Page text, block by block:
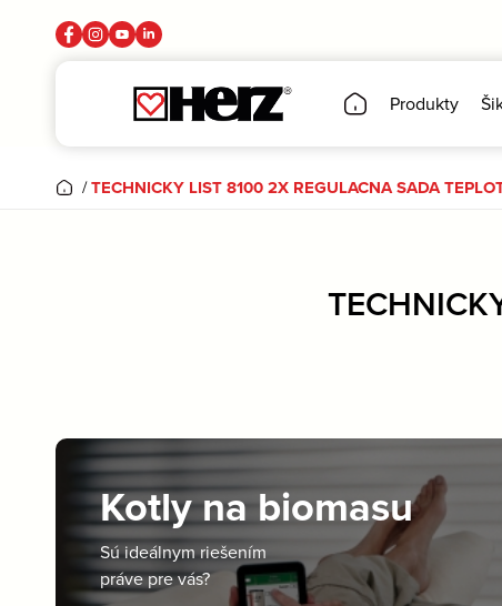
Produkty
/TECHNICKY LIST 8100 2X REGULACNA SADA
Kotly na biomasu
Sú ideálnym riešením
práve pre vás?